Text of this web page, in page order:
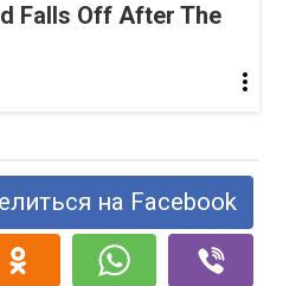
Falls Off After The
на Facebook